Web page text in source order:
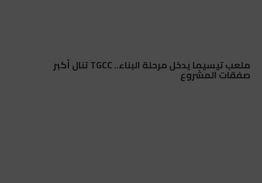
ملعب تيسيما يدخل مرحلة البناء.. TGCC تنال أكبر
صفقات المشروع